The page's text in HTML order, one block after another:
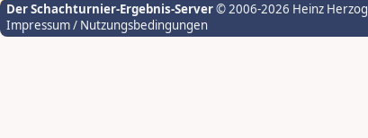
Der Schachturnier-Ergebnis-Server© 2006-2026 Heinz Herzog
Impressum / Nutzungsbedingungen